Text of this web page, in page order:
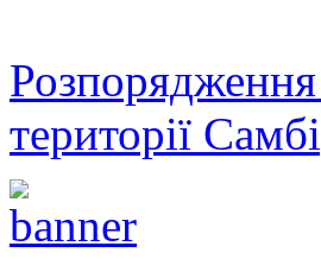
Розпорядження
території